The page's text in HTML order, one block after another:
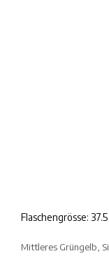
Flaschengrösse: 37.5
Mittleres Grüngelb,